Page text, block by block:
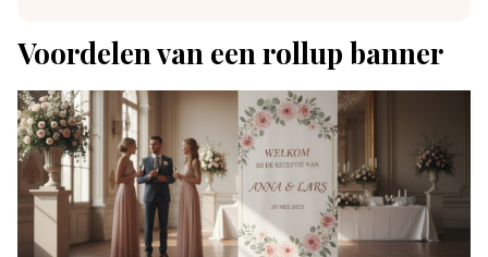
Voordelen van een rollup banner